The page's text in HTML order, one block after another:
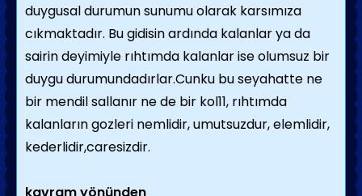
duygusal durumun sunumu olarak karsımıza
cıkmaktadır. Bu gidisin ardında kalanlar ya da
sairin deyimiyle rıhtımda kalanlarise olumsuz bir
duygu durumundadırlar.Cunku bu seyahatte ne
bir mendil sallanır ne de bir kol11, rıhtımda
kalanların gozleri nemlidir, umutsuzdur, elemlidir,
kederlidir,caresizdir.